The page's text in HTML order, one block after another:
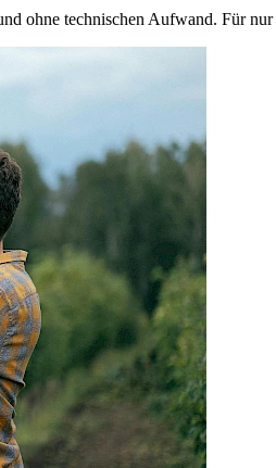
ohne technischen Aufwand. Für nur